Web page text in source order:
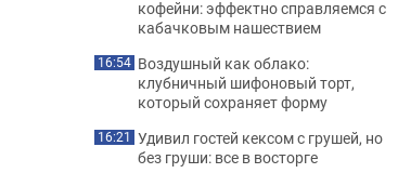
кофейни: эффектно справляемся с
кабачковым нашествием
16:54 Воздушный как облако:
клубничный шифоновый торт,
который сохраняет форму
16:21 Удивил гостей кексом с грушей, но
без груши: все в восторге